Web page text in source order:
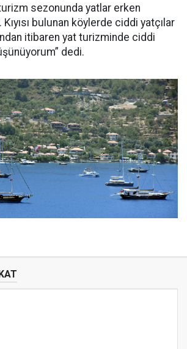
sezonunda yatlar erken
bulunan köylerde ciddi yatçılar
itibaren yat turizminde ciddi
dedi.